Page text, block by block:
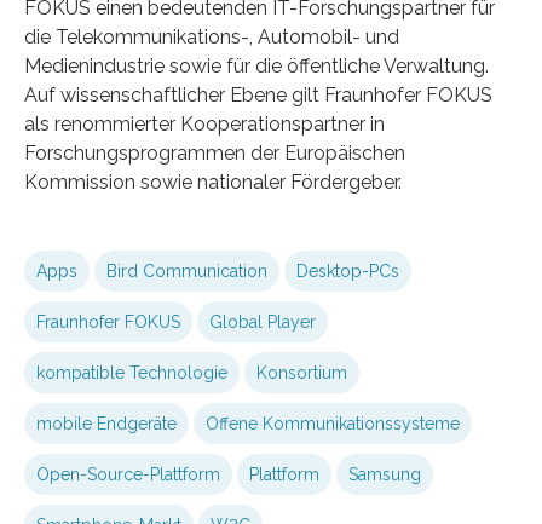
FOKUS einen bedeutenden IT-Forschungspartner für
die Telekommunikations-, Automobil- und
Medienindustrie sowie für die öffentliche Verwaltung.
Auf wissenschaftlicher Ebene gilt Fraunhofer FOKUS
als renommierter Kooperationspartner in
Forschungsprogrammen der Europäischen
Kommission sowie nationaler Fördergeber.
Apps Bird Communication Desktop-PCs
Fraunhofer FOKUS Global Player
kompatible Technologie Konsortium
mobile Endgeräte Offene Kommunikationssysteme
Open-Source-Plattform Plattform Samsung